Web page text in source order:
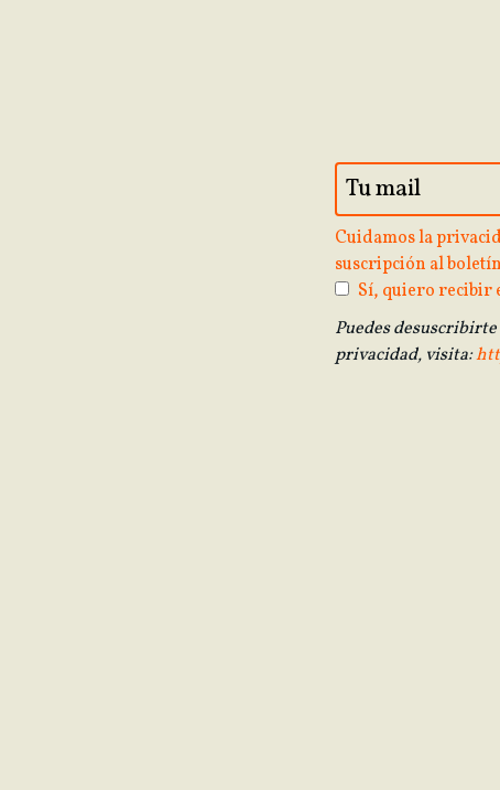
Cuidamos la
suscripción al
Sí, quiero recibir
Puedes
privacidad, visita: